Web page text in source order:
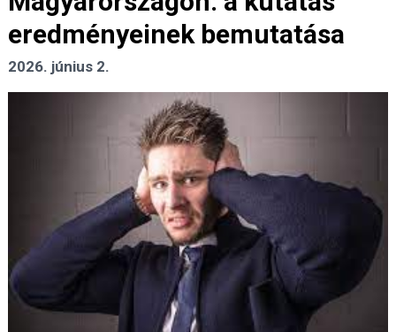
eredményeinek bemutatása
2026. június 2.